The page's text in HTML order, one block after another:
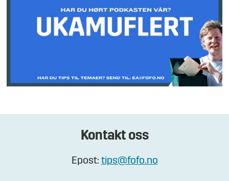
Kontakt oss
Epost: tips@fofo.no